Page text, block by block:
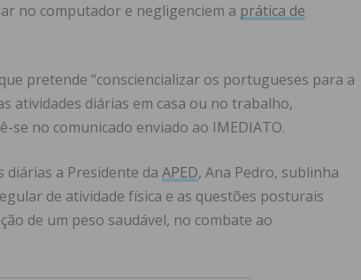
no computador e negligenciem a prática de
pretende “consciencializar os portugueses para a
atividades diárias em casa ou no trabalho,
no comunicado enviado ao IMEDIATO.
a Presidente da APED, Ana Pedro, sublinha
de atividade física e as questões posturais
de um peso saudável, no combate ao